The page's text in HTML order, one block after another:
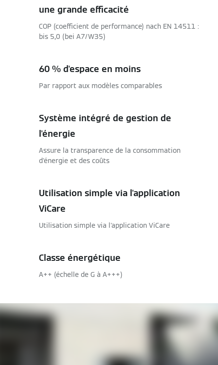
une grande efficacité
COP (coefficient de performance) nach EN 14511 :
bis 5,0 (bei A7/W35)
60 % d'espace en moins
Par rapport aux modèles comparables
Système intégré de gestion de
l'énergie
Assure la transparence de la consommation
d'énergie et des coûts
Utilisation simple via l'application
ViCare
Utilisation simple via l'application ViCare
Classe énergétique
A++ (échelle de G à A+++)